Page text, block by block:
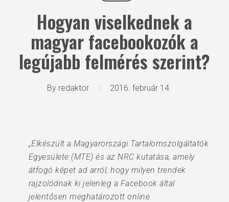
Hogyan viselkednek a
magyar facebookozók a
legújabb felmérés szerint?
By redaktor 2016. február 14.
„Elkészült a Magyarországi Tartalomszolgáltatók
Egyesülete (MTE) és az NRC kutatása, amely
átfogó képet ad arról, hogy milyen trendek
rajzolódnak ki jelenleg a Facebook által
jelentősen meghatározott online